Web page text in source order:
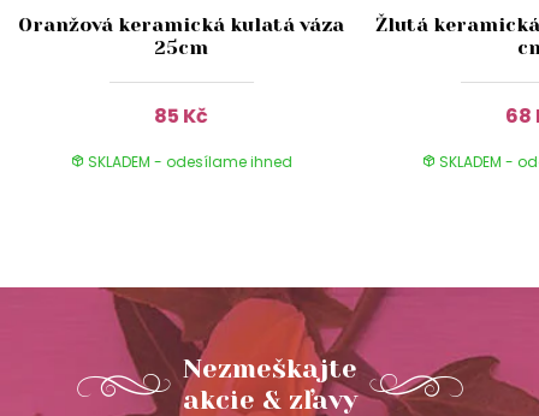
Oranžová keramická kulatá váza
25cm
85 Kč
SKLADEM - odesílame ihned
Žlutá
68
SKLADEM -
Nezmeškajte
akcie & zľavy